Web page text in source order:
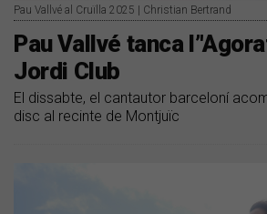
Pau Vallvé al Cruïlla 2025 | Christian Bertrand
Pau Vallvé tanca
Jordi Club
El dissabte, el cantautor barceloní
disc al recinte de Montjuïc